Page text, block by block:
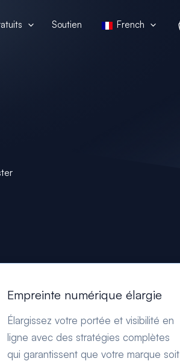
Soutien French
Empreinte numérique élargie
Élargissez votre portée et visibilité en
ligne avec des stratégies complètes
qui garantissent que votre marque soit